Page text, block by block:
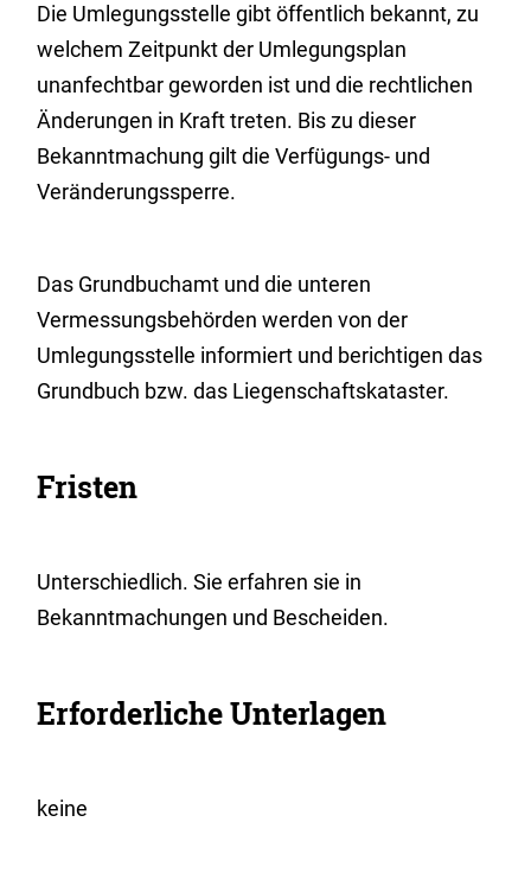
Die Umlegungsstelle gibt öffentlich bekannt, zu
welchem Zeitpunkt der Umlegungsplan
unanfechtbar geworden ist und die rechtlichen
Änderungen in Kraft treten. Bis zu dieser
Bekanntmachung gilt die Verfügungs- und
Veränderungssperre.
Das Grundbuchamt und die unteren
Vermessungsbehörden werden von der
Umlegungsstelle informiert und berichtigen das
Grundbuch bzw. das Liegenschaftskataster.
Fristen
Unterschiedlich. Sie erfahren sie in
Bekanntmachungen und Bescheiden.
Erforderliche Unterlagen
keine